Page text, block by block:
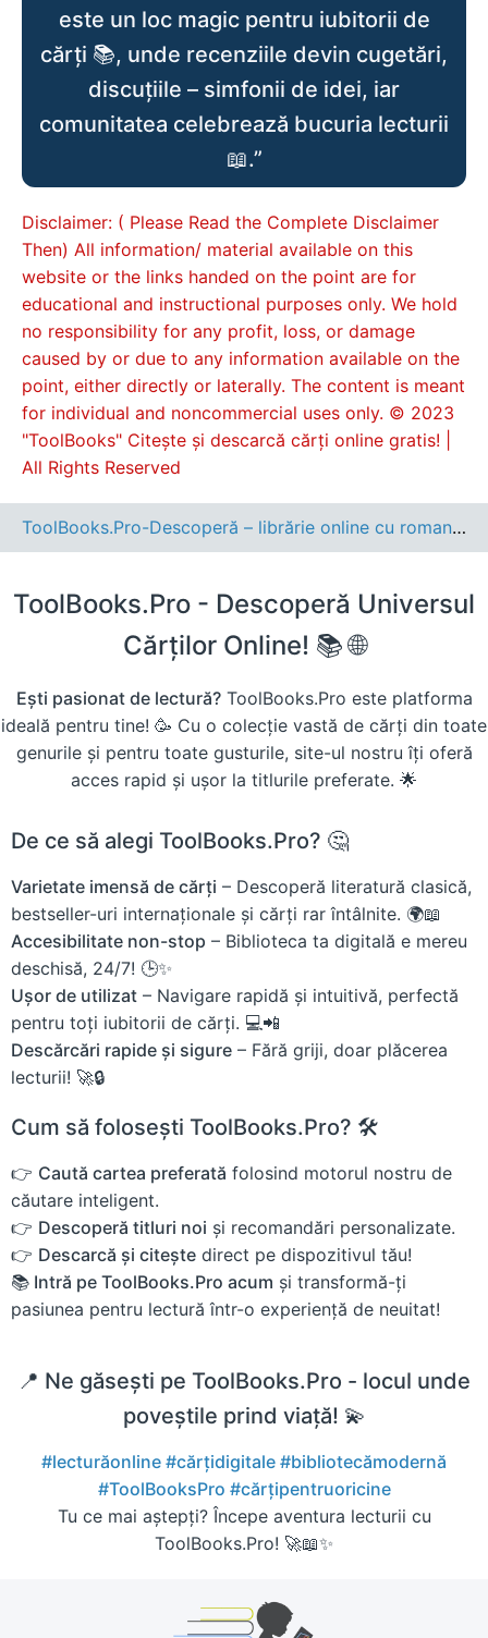
este un loc magic pentru iubitorii de
cărți 📚, unde recenziile devin cugetări,
discuțiile – simfonii de idei, iar
comunitatea celebrează bucuria lecturii
📖.”
Disclaimer: ( Please Read the Complete Disclaimer
Then) All information/ material available on this
website or the links handed on the point are for
educational and instructional purposes only. We hold
no responsibility for any profit, loss, or damage
caused by or due to any information available on the
point, either directly or laterally. The content is meant
for individual and noncommercial uses only. © 2023
"ToolBooks" Citește și descarcă cărți online gratis! |
All Rights Reserved
ToolBooks.Pro-Descoperă – librărie online cu romane, cărți pentru copii, dezvoltare personală și cele mai noi apariții editoriale.
ToolBooks.Pro - Descoperă Universul
Cărților Online! 📚 🌐
Ești pasionat de lectură?ToolBooks.Pro este platforma
ideală pentru tine! 🥳 Cu o colecție vastă de cărți din toate
genurile și pentru toate gusturile, site-ul nostru îți oferă
acces rapid și ușor la titlurile preferate. 🌟
De ce să alegi ToolBooks.Pro? 🤔
Varietate imensă de cărți – Descoperă literatură clasică,
bestseller-uri internaționale și cărți rar întâlnite. 🌍📖
Accesibilitate non-stop – Biblioteca ta digitală e mereu
deschisă, 24/7! 🕒✨
Ușor de utilizat – Navigare rapidă și intuitivă, perfectă
pentru toți iubitorii de cărți. 💻📲
Descărcări rapide și sigure – Fără griji, doar plăcerea
lecturii! 🚀🔒
Cum să folosești ToolBooks.Pro? 🛠️
👉 Caută cartea preferată folosind motorul nostru de
căutare inteligent.
👉 Descoperă titluri noi și recomandări personalizate.
👉 Descarcă și citește direct pe dispozitivul tău!
📚 Intră pe ToolBooks.Pro acum și transformă-ți
pasiunea pentru lectură într-o experiență de neuitat!
📍 Ne găsești pe ToolBooks.Pro - locul unde
poveștile prind viață! 💫
#lecturăonline #cărțidigitale #bibliotecămodernă
#ToolBooksPro #cărțipentruoricine
Tu ce mai aștepți? Începe aventura lecturii cu
ToolBooks.Pro! 🚀📖✨